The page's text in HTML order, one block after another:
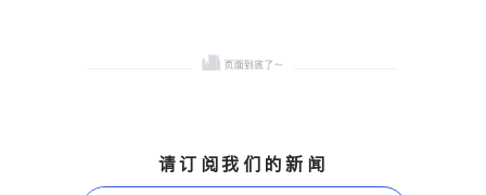
请订阅我们的新闻